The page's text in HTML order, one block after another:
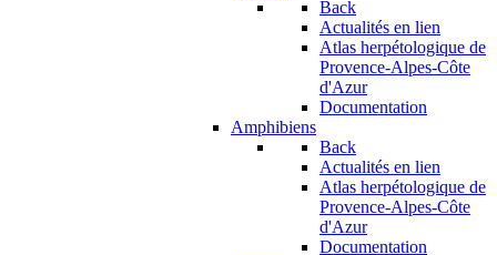
Back
Actualités en lien
Atlas herpétologique de
Provence-Alpes-Côte
d'Azur
Documentation
Amphibiens
Back
Actualités en lien
Atlas herpétologique de
Provence-Alpes-Côte
d'Azur
Documentation